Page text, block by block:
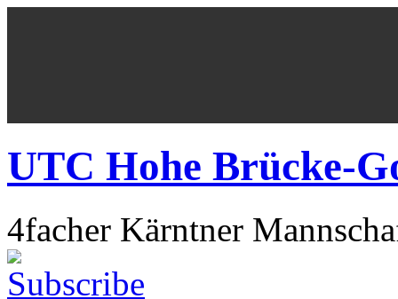
UTC Hohe Brücke-
4facher Kärntner